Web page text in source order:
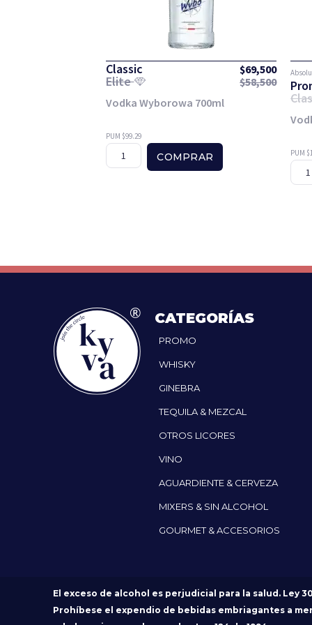
Classic $69,500
Elite $58,500
Vodka Wyborowa 700ml
PUM $99.29
COMPRAR PUM
CATEGORÍAS
PROMO
WHISKY
GINEBRA
TEQUILA & MEZCAL
OTROS LICORES
VINO
AGUARDIENTE & CERVEZA
MIXERS & SIN ALCOHOL
GOURMET & ACCESORIOS
El exceso de alcohol es perjudicial para la salud. Ley
Prohíbese el expendio de bebidas embriagantes a